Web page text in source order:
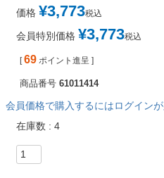
価格 ¥3,773税込
会員特別価格 ¥3,773税込
[ 69 ポイント進呈 ]
商品番号 61011414
会員価格で購入するにはログインが
在庫数
4